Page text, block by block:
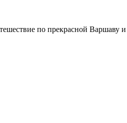
по прекрасной Варшаву